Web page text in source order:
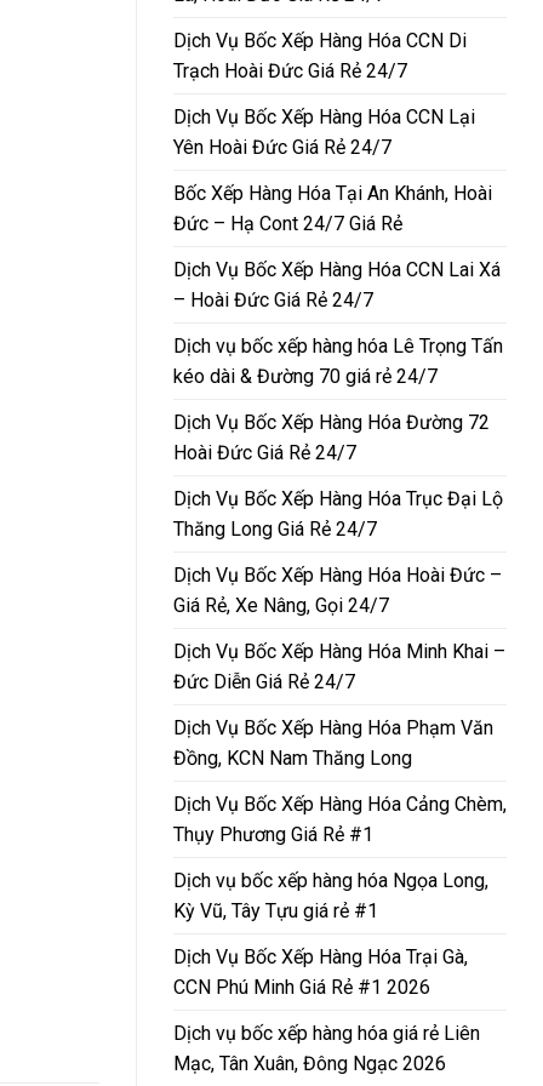
Dịch Vụ Bốc Xếp Hàng Hóa CCN Di
Trạch Hoài Đức Giá Rẻ 24/7
Dịch Vụ Bốc Xếp Hàng Hóa CCN Lại
Yên Hoài Đức Giá Rẻ 24/7
Bốc Xếp Hàng Hóa Tại An Khánh, Hoài
Đức – Hạ Cont 24/7 Giá Rẻ
Dịch Vụ Bốc Xếp Hàng Hóa CCN Lai Xá
– Hoài Đức Giá Rẻ 24/7
Dịch vụ bốc xếp hàng hóa Lê Trọng Tấn
kéo dài & Đường 70 giá rẻ 24/7
Dịch Vụ Bốc Xếp Hàng Hóa Đường 72
Hoài Đức Giá Rẻ 24/7
Dịch Vụ Bốc Xếp Hàng Hóa Trục Đại Lộ
Thăng Long Giá Rẻ 24/7
Dịch Vụ Bốc Xếp Hàng Hóa Hoài Đức –
Giá Rẻ, Xe Nâng, Gọi 24/7
Dịch Vụ Bốc Xếp Hàng Hóa Minh Khai –
Đức Diễn Giá Rẻ 24/7
Dịch Vụ Bốc Xếp Hàng Hóa Phạm Văn
Đồng, KCN Nam Thăng Long
Dịch Vụ Bốc Xếp Hàng Hóa Cảng Chèm,
Thụy Phương Giá Rẻ #1
Dịch vụ bốc xếp hàng hóa Ngọa Long,
Kỳ Vũ, Tây Tựu giá rẻ #1
Dịch Vụ Bốc Xếp Hàng Hóa Trại Gà,
CCN Phú Minh Giá Rẻ #1 2026
Dịch vụ bốc xếp hàng hóa giá rẻ Liên
Mạc, Tân Xuân, Đông Ngạc 2026